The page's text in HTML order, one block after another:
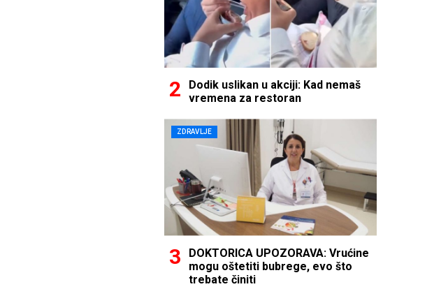
Dodik uslikan u akciji: Kad nemaš
vremena za restoran
ZDRAVLJE
DOKTORICA UPOZORAVA: Vrućine
mogu oštetiti bubrege, evo što
trebate činiti